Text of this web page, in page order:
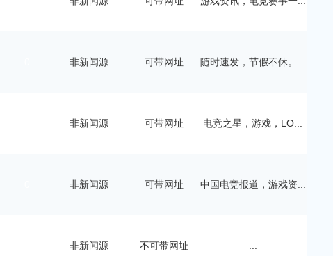
非新闻源 可带网址 随时速发，节假不休。...
非新闻源 可带网址 电竞之星，游戏，LO...
非新闻源 可带网址 中国电竞报道，游戏资...
非新闻源 不可带网址